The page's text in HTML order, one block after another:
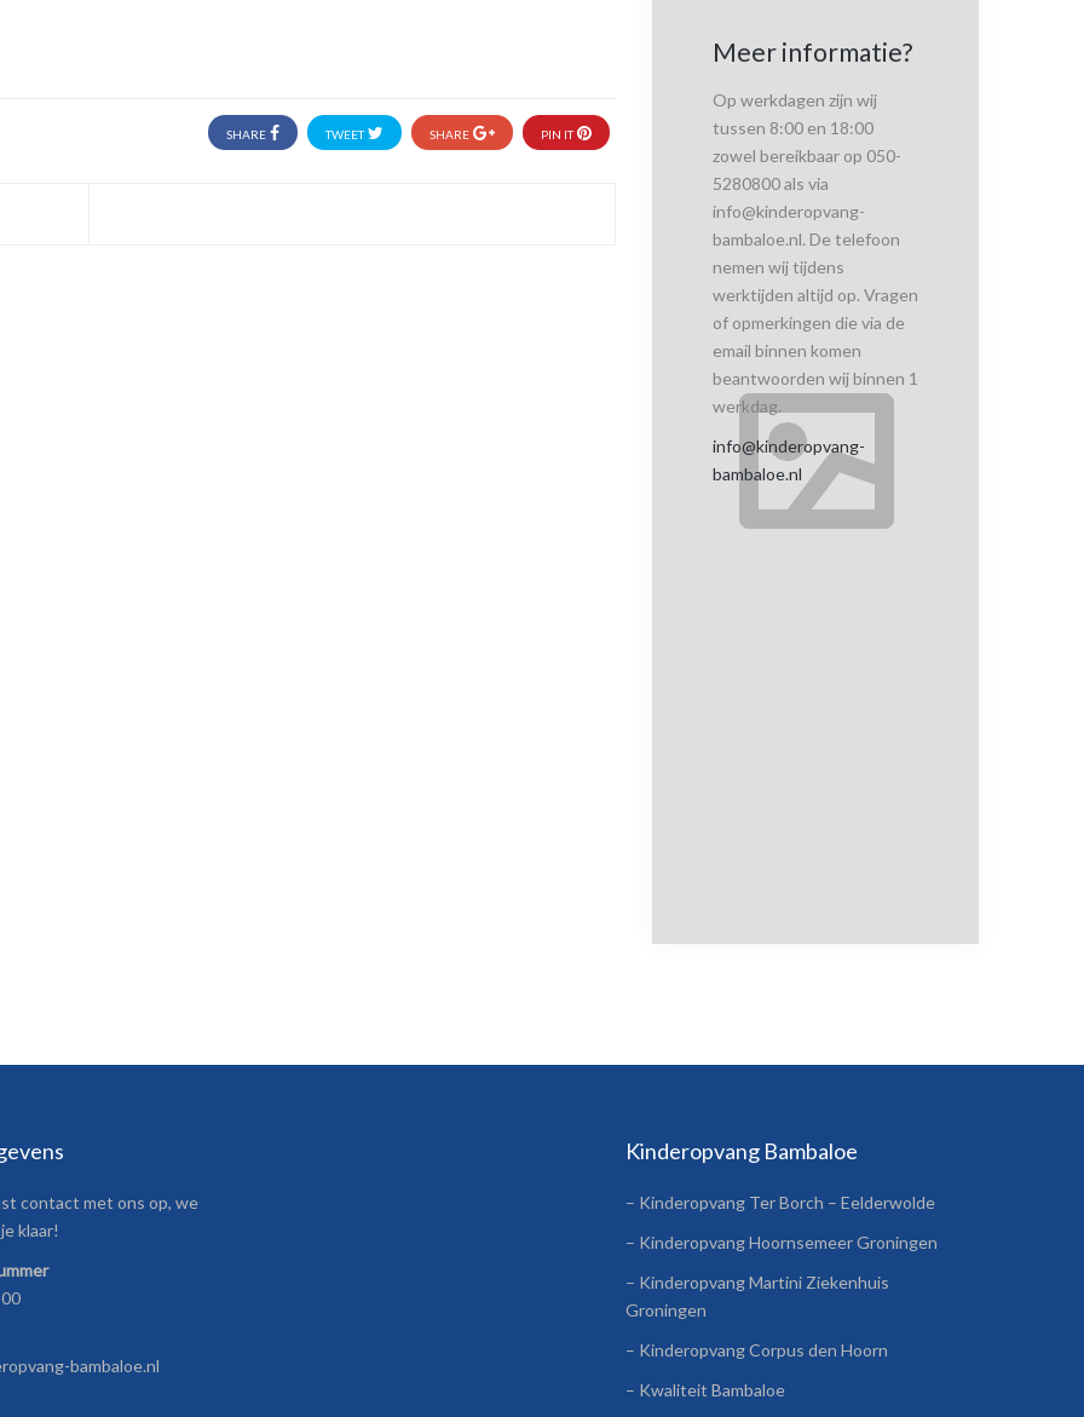
SHARE TWEET SHARE PIN IT
Meer informatie?
Op werkdagen zijn wij
tussen 8:00 en 18:00
zowel bereikbaar op 050-
5280800 als via
info@kinderopvang-
bambaloe.nl. De telefoon
nemen wij tijdens
werktijden altijd op. Vragen
of opmerkingen die via de
email binnen komen
beantwoorden wij binnen 1
werkdag.
info@kinderopvang-
bambaloe.nl
contact met ons op, we
klaar!
bambaloe.nl
Kinderopvang Bambaloe
– Kinderopvang Ter Borch – Eelderwolde
– Kinderopvang Hoornsemeer Groningen
– Kinderopvang Martini Ziekenhuis
Groningen
– Kinderopvang Corpus den Hoorn
– Kwaliteit Bambaloe